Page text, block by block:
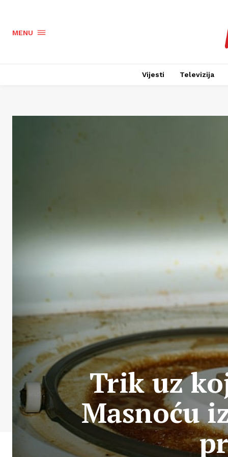
MENU
Vijesti Televizija
Trik uz
Masnoću